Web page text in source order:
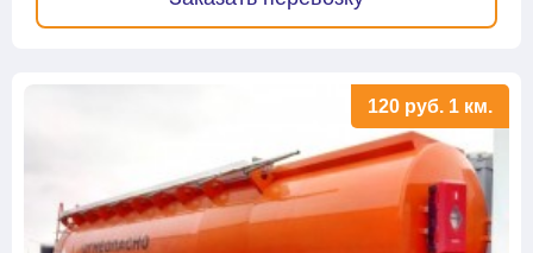
120 руб. 1 км.